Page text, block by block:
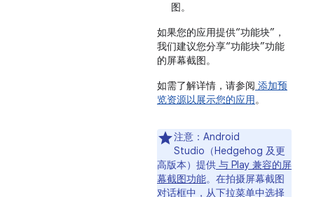
图。
如果您的应用提供“功能块”，
我们建议您分享“功能块”功能
的屏幕截图。
如需了解详情，请参阅 添加预
览资源以展示您的应用。
注意 ：Android
Studio（Hedgehog 及更
高版本）提供 与 Play 兼容的屏
幕截图功能。在拍摄屏幕截图
对话框中，从下拉菜单中选择